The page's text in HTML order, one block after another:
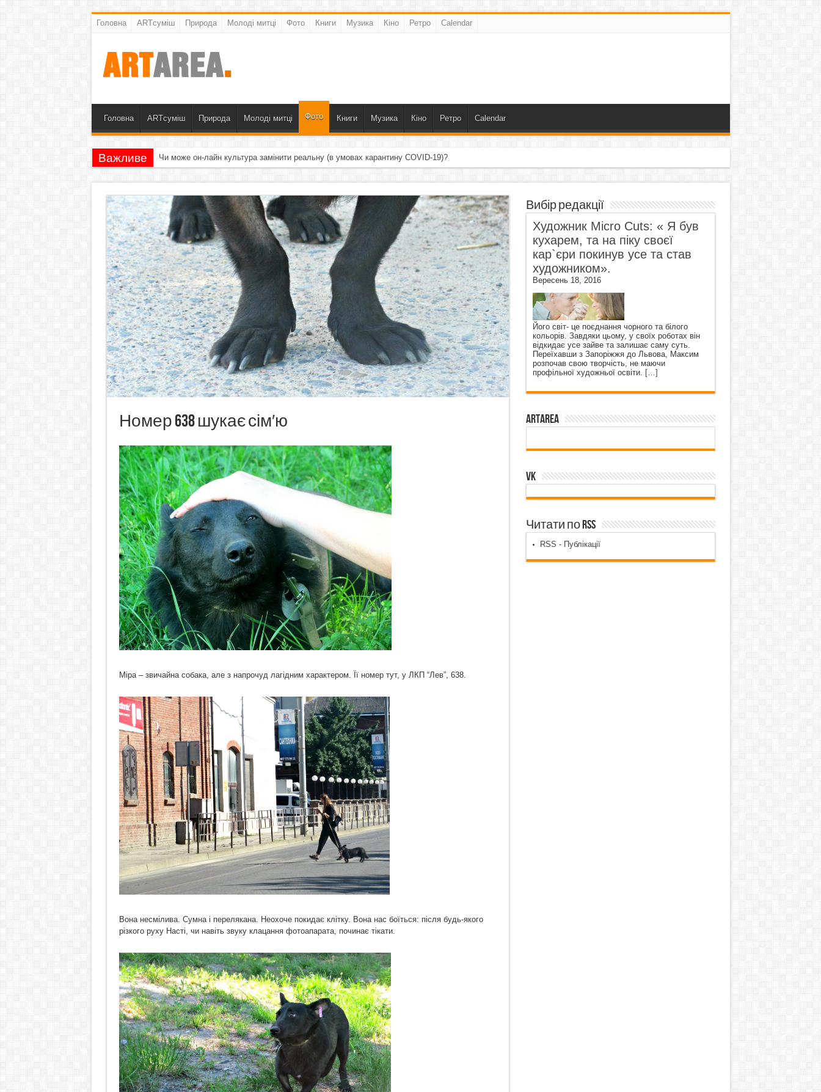
Головна ARTсуміш Природа Молоді митці Фото Книги Музика Кіно Ретро Calendar
Головна ARTсуміш Природа Молоді митці Фото Книги Музика Кіно Ретро Calendar
Важливе Чи може он-лайн культура замінити реальну (в умовах карантину COVID-19)?
Номер 638 шукає сім′ю
Міра – звичайна собака, але з напрочуд лагідним характером. Її номер тут, у ЛКП “Лев”, 638.
Вона несмілива. Сумна і перелякана. Неохоче покидає клітку. Вона нас боїться: після будь-якого
різкого руху Насті, чи навіть звуку клацання фотоапарата, починає тікати.
Вибір редакції
Художник Micro Cuts: « Я був
кухарем, та на піку своєї
кар`єри покинув усе та став
художником».
Вересень 18, 2016
Його світ- це поєднання чорного та білого
кольорів. Завдяки цьому, у своїх роботах він
відкидає усе зайве та залишає саму суть.
Переїхавши з Запоріжжя до Львова, Максим
розпочав свою творчість, не маючи
профільної художньої освіти. […]
ArtArea
VK
Читати по RSS
RSS - Публікації